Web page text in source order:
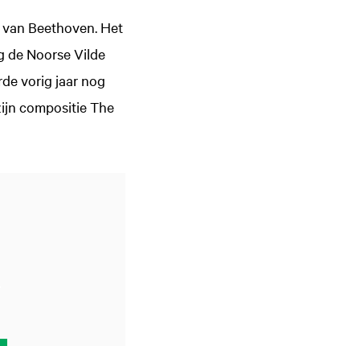
Beethoven. Het
de Noorse Vilde
vorig jaar nog
compositie The